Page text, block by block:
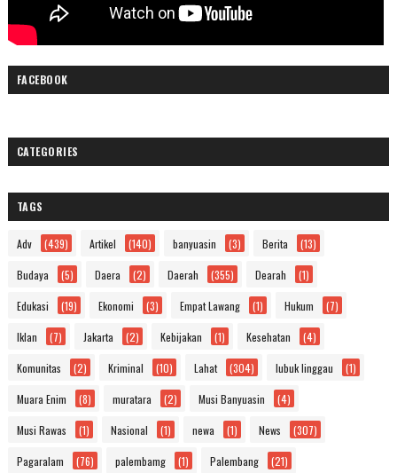
FACEBOOK
CATEGORIES
TAGS
Adv (439) Artikel (140) banyuasin (3) Berita (13)
Budaya (5) Daera (2) Daerah (355) Dearah (1)
Edukasi (19) Ekonomi (3) Empat Lawang (1) Hukum (7)
Iklan (7) Jakarta (2) Kebijakan (1) Kesehatan (4)
Komunitas (2) Kriminal (10) Lahat (304) lubuk linggau (1)
Muara Enim (8) muratara (2) Musi Banyuasin (4)
Musi Rawas (1) Nasional (1) newa (1) News (307)
Pagaralam (76) palembamg (1) Palembang (21)